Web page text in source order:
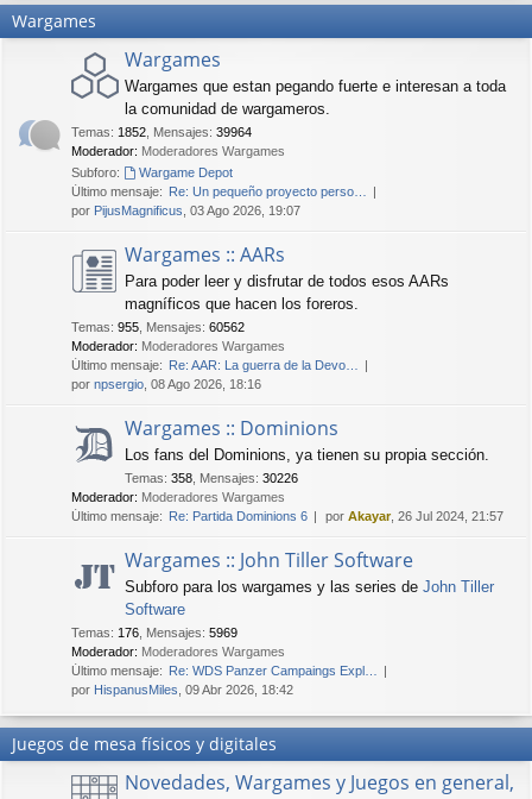
Wargames
Wargames
Wargames que estan pegando fuerte e interesan a toda
la comunidad de wargameros.
Temas: 1852 Mensajes: 39964
Moderador: Moderadores Wargames
Subforo:
Wargame Depot
Último mensaje: Re: Un pequeño proyecto perso…
por PijusMagnificus , 03 Ago 2026, 19:07
Wargames :: AARs
Para poder leer y disfrutar de todos esos AARs
magníficos que hacen los foreros.
Temas: 955 Mensajes: 60562
Moderador: Moderadores Wargames
Último mensaje: Re: AAR: La guerra de la Devo…
por npsergio , 08 Ago 2026, 18:16
Wargames :: Dominions
Los fans del Dominions, ya tienen su propia sección.
Temas: 358 Mensajes: 30226
Moderador: Moderadores Wargames
Último mensaje: Re: Partida Dominions 6 por Akayar, 26 Jul 2024, 21:57
Wargames :: John Tiller Software
Subforo para los wargames y las series de John Tiller
Software
Temas: 176 Mensajes: 5969
Moderador: Moderadores Wargames
Último mensaje: Re: WDS Panzer Campaings Expl…
por HispanusMiles , 09 Abr 2026, 18:42
Juegos de mesa físicos y digitales
Novedades, Wargames y Juegos en general,